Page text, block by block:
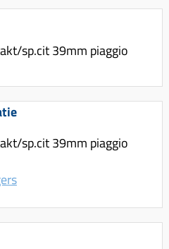
sp.cit 39mm piaggio
sp.cit 39mm piaggio